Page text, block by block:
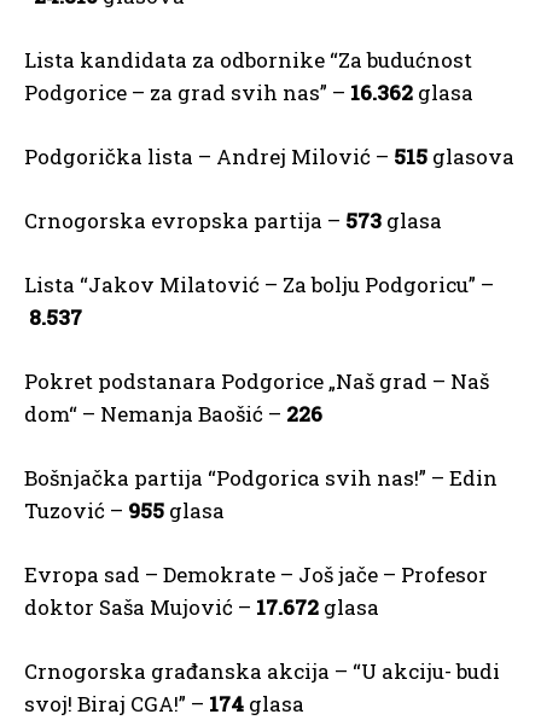
Lista kandidata za odbornike “Za budućnost
Podgorice – za grad svih nas” – 16.362 glasa
Podgorička lista – Andrej Milović – 515 glasova
Crnogorska evropska partija – 573 glasa
Lista “Jakov Milatović – Za bolju Podgoricu” –
8.537
Pokret podstanara Podgorice „Naš grad – Naš
dom“ – Nemanja Baošić – 226
Bošnjačka partija “Podgorica svih nas!” – Edin
Tuzović – 955 glasa
Evropa sad – Demokrate – Još jače – Profesor
doktor Saša Mujović – 17.672 glasa
Crnogorska građanska akcija – “U akciju- budi
svoj! Biraj CGA!” – 174 glasa